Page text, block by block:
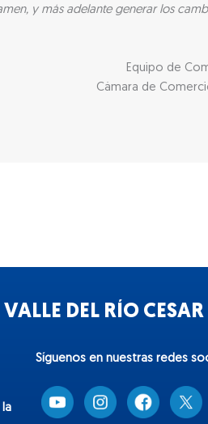
y más adelante generar los
Equipo de
Cámara de
DEL RÍO CESAR
Síguenos en nuestras redes